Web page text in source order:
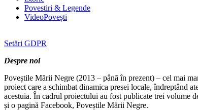
Povestiri & Legende
VideoPovești
Setări GDPR
Despre noi
Poveștile Mării Negre (2013 – până în prezent) – cel mai
proiect care a schimbat dinamica presei locale, îndreptând
acestuia. În cadrul proiectului au fost publicate trei volume
și o pagină Facebook, Poveștile Mării Negre.